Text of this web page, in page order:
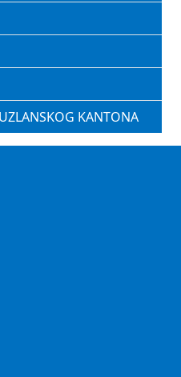
KANTONA